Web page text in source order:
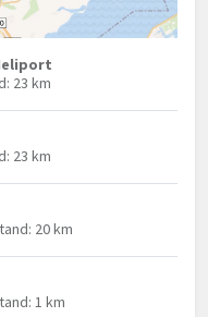
23 km
23 km
20 km
1 km